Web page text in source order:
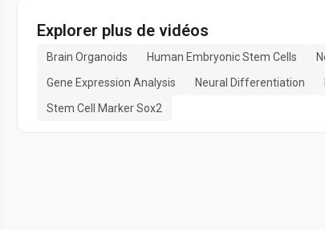
Explorer plus de vidéos
Brain Organoids Human Embryonic Stem Cells
Gene Expression Analysis
Neural Differentiation
Stem Cell Marker Sox2